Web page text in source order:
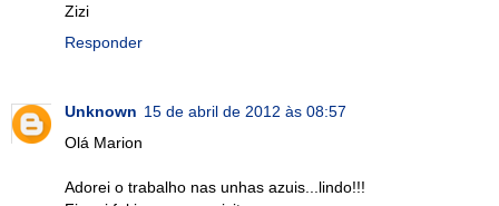
Zizi
Responder
Unknown 15 de abril de 2012 às 08:57
Olá Marion
Adorei o trabalho nas unhas azuis...lindo!!!